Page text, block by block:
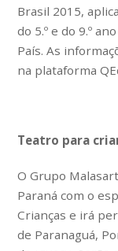
Brasil 2015,
do 5.º e do 9.º
País. As
na plataforma
Teatro para
O Grupo
Paraná com o
Crianças e irá
de Paranaguá,